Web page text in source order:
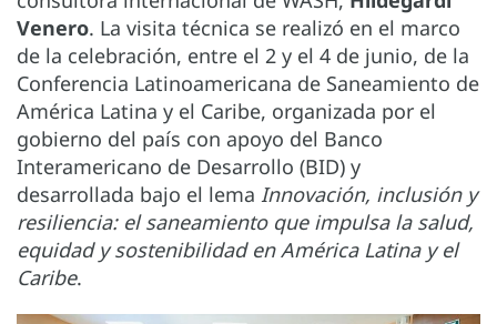
Venero. La visita técnica se realizó en el marco
de la celebración, entre el 2 y el 4 de junio, de la
Conferencia Latinoamericana de Saneamiento de
América Latina y el Caribe, organizada por el
gobierno del país con apoyo del Banco
Interamericano de Desarrollo (BID) y
desarrollada bajo el lema Innovación, inclusión y
resiliencia: el saneamiento que impulsa la salud,
equidad y sostenibilidad en América Latina y el
Caribe.